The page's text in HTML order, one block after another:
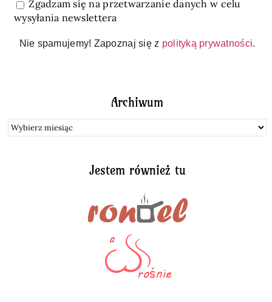
Zgadzam się na przetwarzanie danych w celu
wysyłania newslettera
Nie spamujemy! Zapoznaj się z polityką prywatności.
Archiwum
Archiwum
Jestem również tu